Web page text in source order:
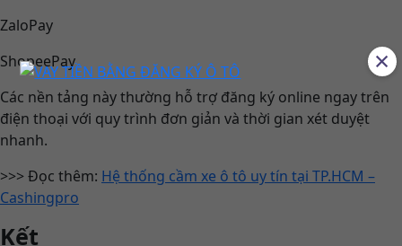
ZaloPay
ShopeePay
Các nền tảng này thường hỗ trợ đăng ký online ngay trên
điện thoại với quy trình đơn giản và thời gian xét duyệt
nhanh.
>>> Đọc thêm: Hệ thống cầm xe ô tô uy tín tại TP.HCM –
Cashingpro
Kết
×